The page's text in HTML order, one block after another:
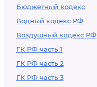
Бюджетный кодекс
Водный кодекс РФ
Воздушный кодекс РФ
ГК РФ часть 1
ГК РФ часть 2
ГК РФ часть 3